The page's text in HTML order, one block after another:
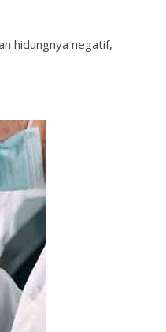
hidungnya negatif,